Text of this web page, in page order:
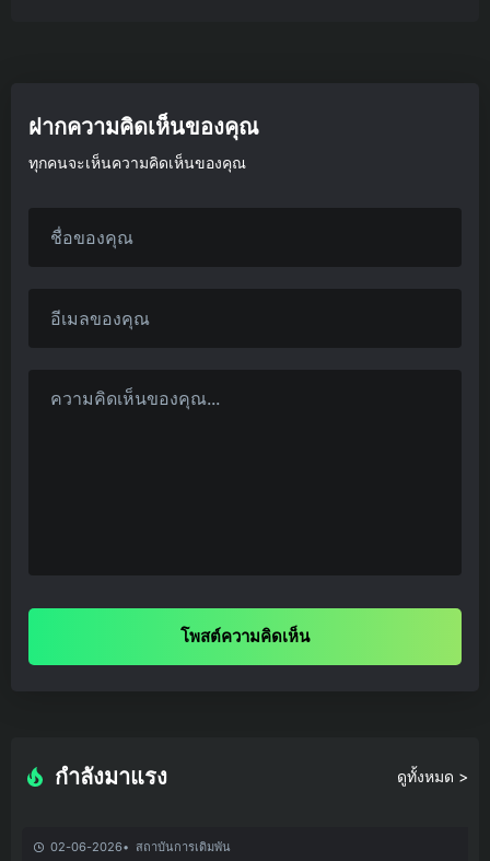
ฝากความคิดเห็นของคุณ
ทุกคนจะเห็นความคิดเห็นของคุณ
โพสต์ความคิดเห็น
กำลังมาแรง ดูทั้งหมด >
02-06-2026 สถาบันการเดิมพัน